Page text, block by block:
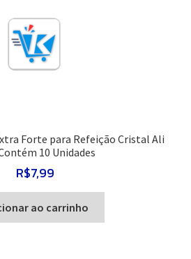
Forte para Refeição Cristal Ali
10 Unidades
R$7,99
ao carrinho